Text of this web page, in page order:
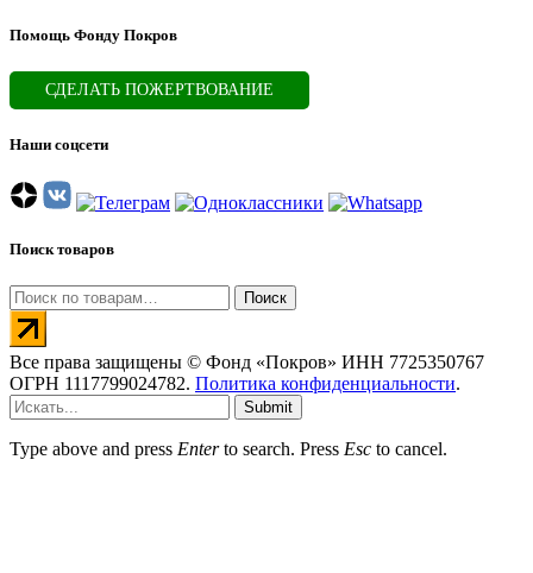
Помощь Фонду Покров
СДЕЛАТЬ ПОЖЕРТВОВАНИЕ
Наши соцсети
Поиск товаров
Искать: Поиск
Все права защищены © Фонд «Покров» ИНН 7725350767
ОГРН 1117799024782. Политика конфиденциальности.
Submit
Type above and press Enterto search. Press Esc to cancel.